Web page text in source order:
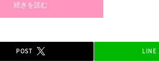
続きを読む
POST LINE